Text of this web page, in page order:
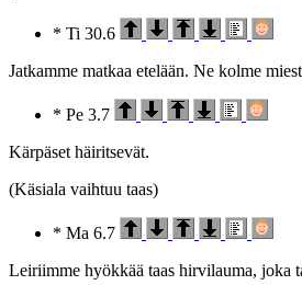
* Ti 30.6
Jatkamme matkaa etelään. Ne kolme
* Pe 3.7
Kärpäset häiritsevät.
(Käsiala vaihtuu taas)
* Ma 6.7
Leiriimme hyökkää taas hirvilauma, joka